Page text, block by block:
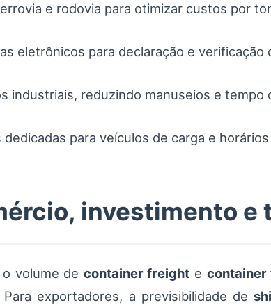
e rodovia para otimizar custos por
eletrônicos para declaração e verificação
industriais, reduzindo manuseios e tempo
dedicadas para veículos de carga e
investimento e
volume de container freight e container
Para exportadores, a previsibilidade de